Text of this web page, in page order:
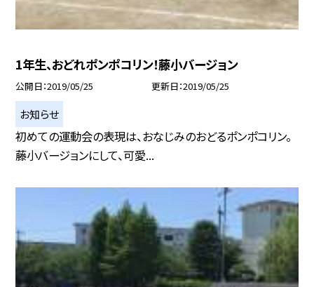
1年生、おどれポンポコリン！藤小バージョン
公開日 2019/05/25 更新日 2019/05/25
お知らせ
初めての運動会の表現は、おなじみのおどるポンポコリン。
藤小バージョンにして、可愛...